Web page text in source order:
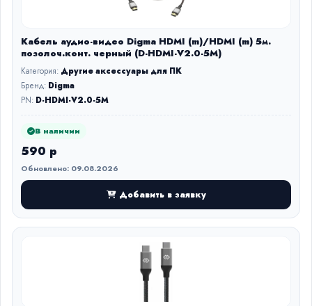
Кабель аудио-видео Digma HDMI (m)/HDMI (m) 5м.
позолоч.конт. черный (D-HDMI-V2.0-5M)
Категория: Другие аксессуары для ПК
Бренд: Digma
PN: D-HDMI-V2.0-5M
В наличии
590 р
Обновлено: 09.08.2026
Добавить в заявку